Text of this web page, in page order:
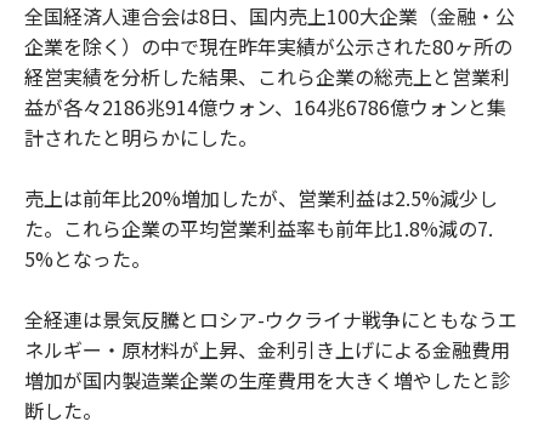
全国経済人連合会は8日、国内売上100大企業（金融・公
企業を除く）の中で現在昨年実績が公示された80ヶ所の
経営実績を分析した結果、これら企業の総売上と営業利
益が各々2186兆914億ウォン、164兆6786億ウォンと集
計されたと明らかにした。
売上は前年比20%増加したが、営業利益は2.5%減少し
た。これら企業の平均営業利益率も前年比1.8%減の7.
5%となった。
全経連は景気反騰とロシア-ウクライナ戦争にともなうエ
ネルギー・原材料が上昇、金利引き上げによる金融費用
増加が国内製造業企業の生産費用を大きく増やしたと診
断した。